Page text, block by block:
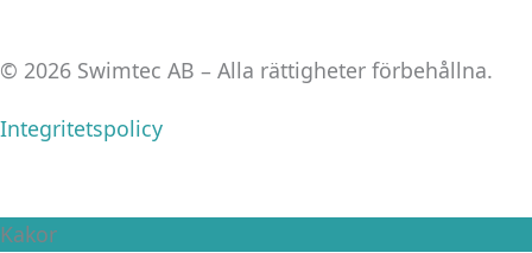
© 2026 Swimtec AB – Alla rättigheter förbehållna.
Integritetspolicy
Kakor